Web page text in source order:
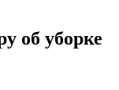
об уборке